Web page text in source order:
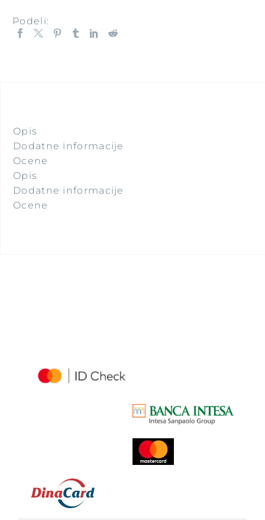
Sarajevo – Novi Pazar autobus
Istanbul – Novi Pazar autobus
Podeli:
Opis
Dodatne informacije
Ocene
Opis
Dodatne informacije
Ocene